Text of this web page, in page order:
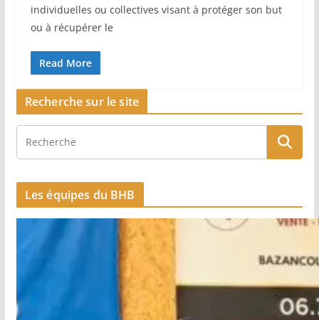
individuelles ou collectives visant à protéger son but
ou à récupérer le
Read More
Recherche sur le site
Les équipes du BHB